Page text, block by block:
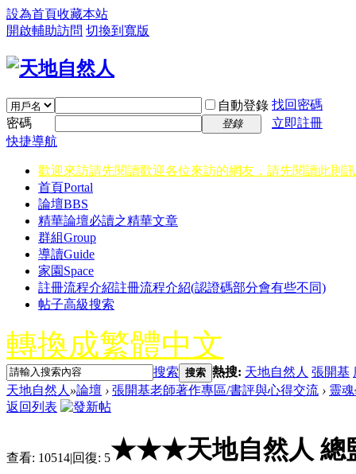
設為首頁收藏本站
開啟輔助訪問 切換到寬版
自動登錄 找回密碼
密碼
登錄
立即註冊
快捷導航
歡迎來訪請先閱讀歡迎各位來訪的網友，請先閱讀此則
首頁Portal
論壇BBS
精華論壇必讀之精華文章
群組Group
導讀Guide
家園 Space
註冊流程介紹註冊流程介紹(認證碼部分會有些不同)
帖子高級搜索
轉換成繁體中文
搜索 搜索 熱搜: 天地自然人 張開基
天地自然人 »論壇 › 張開基老師著作專區/書評與心得交流 › 靈
返回列表
查看: 10514|回復: 5★★★天地自然人 總